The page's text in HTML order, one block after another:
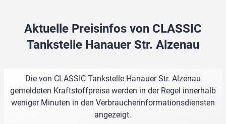
Aktuelle Preisinfos von CLASSIC
Tankstelle Hanauer Str. Alzenau
Die von CLASSIC Tankstelle Hanauer Str. Alzenau
gemeldeten Kraftstoffpreise werden in der Regel innerhalb
weniger Minuten in den Verbraucherinformationsdiensten
angezeigt.